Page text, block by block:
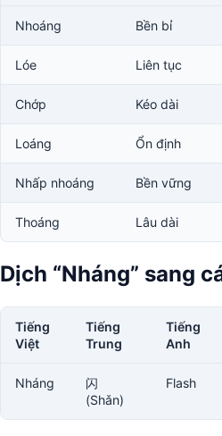
Nhoáng Bền bỉ
Lóe Liên tục
Chớp Kéo dài
Loáng Ổn định
Nhấp nhoáng Bền vững
Thoáng Lâu dài
Dịch “Nháng” sang
Tiếng
Việt
Tiếng
Trung
Tiếng
Anh
Nháng
闪
(Shǎn)
Flash